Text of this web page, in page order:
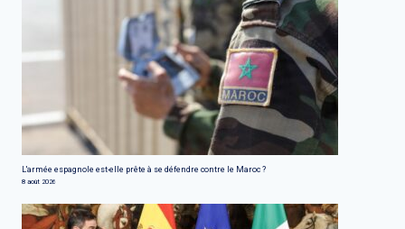
L'armée espagnole est-elle prête à se défendre contre le Maroc ?
8 août 2026